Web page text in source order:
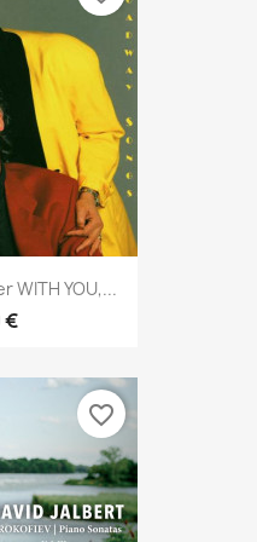
WITH YOU,...
€
favorite_border